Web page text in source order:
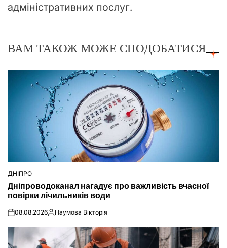
адміністративних послуг.
ВАМ ТАКОЖ МОЖЕ СПОДОБАТИСЯ
ОПУБЛІКУВАТИ
У
ДНІПРО
Дніпроводоканал нагадує про важливість вчасної
повірки лічильників води
on08.08.2026Опубліковано
Наумова Вікторія